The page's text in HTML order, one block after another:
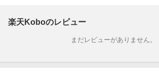
楽天Koboのレビュー
まだレビューがありません。